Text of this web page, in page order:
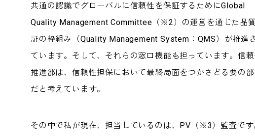
共通の認識でグローバルに信頼性を保証するためにGlobal
Quality Management Committee（※2）の運営を通じた品
証の枠組み（Quality Management System：QMS）が推進
ています。そして、それらの窓口機能も担っています。信
推進部は、信頼性担保において最終局面をつかさどる要の
だと考えています。
その中で私が現在、担当しているのは、PV（※3）監査です